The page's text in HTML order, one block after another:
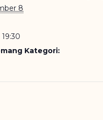
8
Kategori: